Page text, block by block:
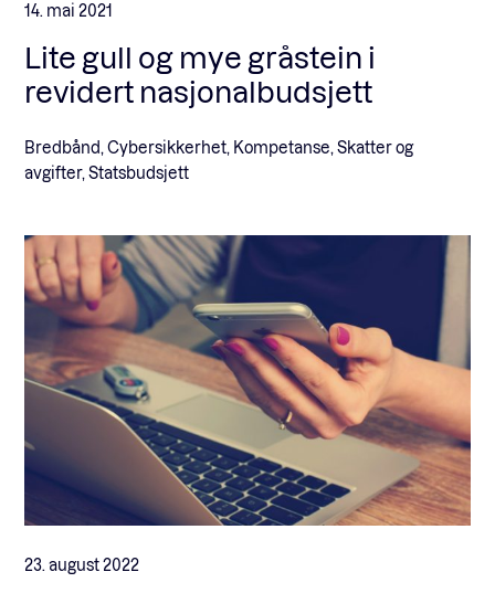
14. mai 2021
Lite gull og mye gråstein i
revidert nasjonalbudsjett
Bredbånd, Cybersikkerhet, Kompetanse, Skatter og
avgifter, Statsbudsjett
23. august 2022